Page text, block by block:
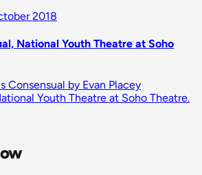
2018
National Youth Theatre at Soho
Consensual by Evan Placey
Youth Theatre at Soho Theatre.